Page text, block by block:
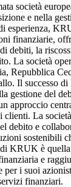
società
e nella
esperienza,
finanziarie,
debiti, la
La società
Repubblica
Il successo
gestione del
approccio
clienti. La
debito e
sostenibili
KRUK è quella
e
per i suoi
finanziari.